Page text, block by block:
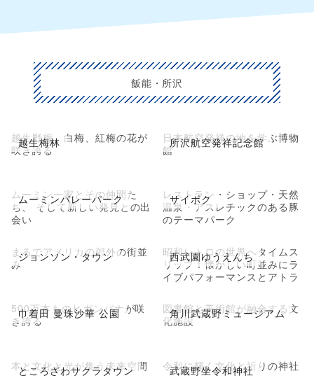
飯能・所沢
越生梅林
越生野梅、白梅、紅梅の花が
咲き誇る
所沢航空発祥記念館
日本航空発祥の地を学ぶ博物
館
ムーミンバレーパーク
ムーミン一家とその仲間た
ち、 そして新しい発見との出
会い
サイボク
レストラン・ショップ・天然
温泉・アスレチックのある豚
のテーマパーク
ジョンソン・タウン
まるでアメリカの郊外の街並
み
西武園ゆうえんち
昭和レトロの世界へタイムス
リップ！懐かしい町並みにラ
イブパフォーマンスとアトラ
巾着田 曼珠沙華 公園
500万本ものヒガンバナが咲
き誇る
角川武蔵野ミュージアム
図書館と美術館が融合する文
化施設
ところざわサクラタウン
本と文化と光が集う未来空間 武蔵野坐令和神社
令和に輝く文化と祈りの神社